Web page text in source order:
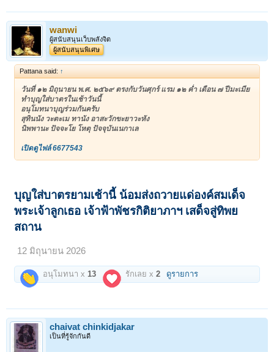
wanwi
ผู้สนับสนุนเว็บพลังจิต
ผู้สนับสนุนพิเศษ
Pattana said: ↑
วันที่ ๑๒ มิถุนายน พ.ศ. ๒๕๖๙ ตรงกับวันศุกร์ แรม ๑๒ ค่ำ เดือน ๗ ปีมะเมีย
ทำบุญใส่บาตรในเช้าวันนี้
อนุโมทนาบุญร่วมกันครับ
สุทินนัง วะตะเม ทานัง อาสะวักขะยาวะหัง
นิพพานะ ปัจจะโย โหตุ ปัจจุบันเนกาเล
เปิดดูไฟล์ 6677543
บุญใส่บาตรยามเช้านี้ น้อมส่งถวายแด่องค์สมเด็จ
พระเจ้าลูกเธอ เจ้าฟ้าพัชรกิติยาภาฯ เสด็จสู่ทิพย
สถาน
12 มิถุนายน 2026
อนุโมทนา x13 รักเลย x2 ดูรายการ
chaivat chinkidjakar
เป็นที่รู้จักกันดี